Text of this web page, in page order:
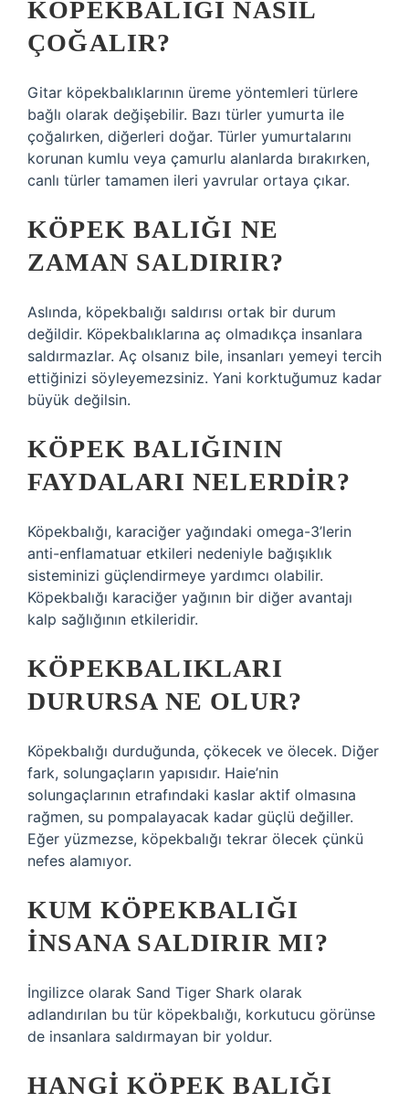
KÖPEKBALIĞI NASIL
ÇOĞALIR?
Gitar köpekbalıklarının üreme yöntemleri türlere
bağlı olarak değişebilir. Bazı türler yumurta ile
çoğalırken, diğerleri doğar. Türler yumurtalarını
korunan kumlu veya çamurlu alanlarda bırakırken,
canlı türler tamamen ileri yavrular ortaya çıkar.
KÖPEK BALIĞI NE
ZAMAN SALDIRIR?
Aslında, köpekbalığı saldırısı ortak bir durum
değildir. Köpekbalıklarına aç olmadıkça insanlara
saldırmazlar. Aç olsanız bile, insanları yemeyi tercih
ettiğinizi söyleyemezsiniz. Yani korktuğumuz kadar
büyük değilsin.
KÖPEK BALIĞININ
FAYDALARI NELERDIR?
Köpekbalığı, karaciğer yağındaki omega-3’lerin
anti-enflamatuar etkileri nedeniyle bağışıklık
sisteminizi güçlendirmeye yardımcı olabilir.
Köpekbalığı karaciğer yağının bir diğer avantajı
kalp sağlığının etkileridir.
KÖPEKBALIKLARI
DURURSA NE OLUR?
Köpekbalığı durduğunda, çökecek ve ölecek. Diğer
fark, solungaçların yapısıdır. Haie’nin
solungaçlarının etrafındaki kaslar aktif olmasına
rağmen, su pompalayacak kadar güçlü değiller.
Eğer yüzmezse, köpekbalığı tekrar ölecek çünkü
nefes alamıyor.
KUM KÖPEKBALIĞI
INSANA SALDIRIR MI?
İngilizce olarak Sand Tiger Shark olarak
adlandırılan bu tür köpekbalığı, korkutucu görünse
de insanlara saldırmayan bir yoldur.
HANGI KÖPEK BALIĞI